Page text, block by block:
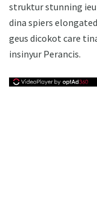
struktur stunning ieu
dina spiers
geus dicokot care
insinyur Perancis.